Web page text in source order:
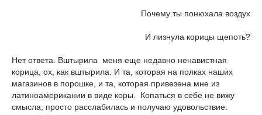
Почему ты понюхала воздух
И лизнула корицы щепоть?
Нет ответа. Вштырила меня еще недавно ненавистная
корица, ох, как вштырила. И та, которая на полках наших
магазинов в порошке, и та, которая привезена мне из
латиноамерикании в виде коры. Копаться в себе не вижу
смысла, просто расслабилась и получаю удовольствие.